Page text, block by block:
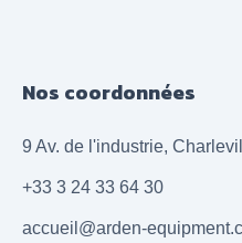
Nos coordonnées
9 Av. de l'industrie,
+33 3 24 33 64 30
accueil@arden-